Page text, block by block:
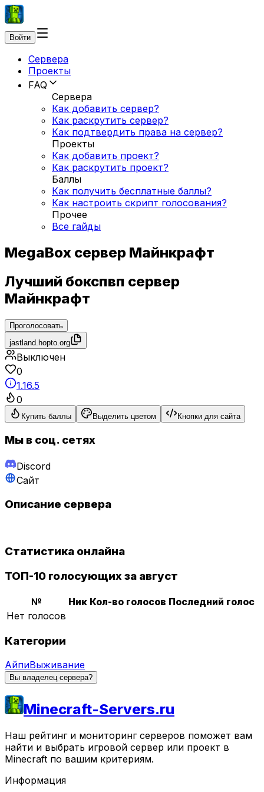
Войти
Сервера
Проекты
FAQ
Сервера
Как добавить сервер?
Как раскрутить сервер?
Как подтвердить права на сервер?
Проекты
Как добавить проект?
Как раскрутить проект?
Баллы
Как получить бесплатные баллы?
Как настроить скрипт голосования?
Прочее
Все гайды
MegaBox сервер Майнкрафт
Лучший бокспвп сервер
Майнкрафт
Проголосовать
jastland.hopto.org
Выключен
0
1.16.5
0
Купить баллы Выделить цветом Кнопки для сайта
Мы в соц. сетях
Discord
Сайт
Описание сервера
Статистика онлайна
ТОП-10 голосующих за август
№ Ник Кол-во голосов Последний голос
Нет голосов
Категории
АйпиВыживание
Вы владелец сервера?
Minecraft-Servers.ru
Наш рейтинг и мониторинг серверов поможет вам
найти и выбрать игровой сервер или проект в
Minecraft по вашим критериям.
Информация